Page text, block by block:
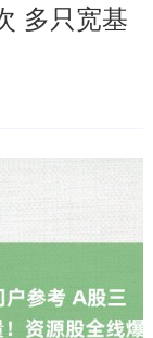
多只宽基